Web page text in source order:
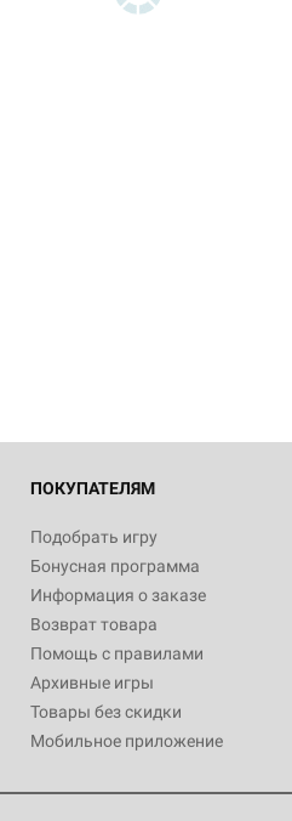
ПОКУПАТЕЛЯМ
Подобрать игру
Бонусная программа
Информация о заказе
Возврат товара
Помощь с правилами
Архивные игры
Товары без скидки
Мобильное приложение